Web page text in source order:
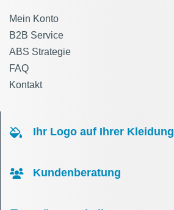
Mein Konto
B2B Service
ABS Strategie
FAQ
Kontakt
Ihr Logo auf Ihrer Kleidung
Kundenberatung